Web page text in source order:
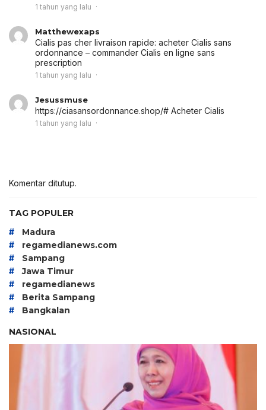
1 tahun yang lalu
Matthewexaps
Cialis pas cher livraison rapide: acheter Cialis sans
ordonnance – commander Cialis en ligne sans
prescription
1 tahun yang lalu
Jesussmuse
https://ciasansordonnance.shop/# Acheter Cialis
1 tahun yang lalu
Komentar ditutup.
TAG POPULER
# Madura
# regamedianews.com
# Sampang
# Jawa Timur
# regamedianews
# Berita Sampang
#
Bangkalan
NASIONAL